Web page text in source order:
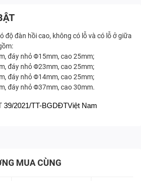
độ đàn hồi cao, không có lỗ và có lỗ ở giữa
đáy nhỏ Φ15mm, cao 25mm;
đáy nhỏ Φ23mm, cao 25mm;
đáy nhỏ Φ14mm, cao 25mm;
đáy nhỏ Φ37mm, cao 30mm.
39/2021/TT-BGDĐTViệt Nam
MUA CÙNG